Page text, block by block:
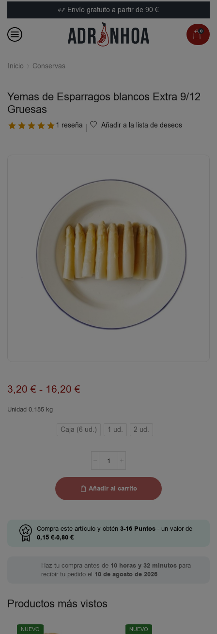
Envío gratuito a partir de 90 €
0
Inicio Conservas
Yemas de Esparragos blancos Extra 9/12
Gruesas
1 reseña Añadir a la lista de deseos
3,20 € - 16,20 €
Unidad 0.185 kg
Caja (6 ud.) 1 ud. 2 ud.
Añadir al carrito
Compra este artículo y obtén 3-16 Puntos - un valor de
0,15 €-0,80 €
Haz tu compra antes de 10 horas y 32 minutos para
recibir tu pedido el 10 de agosto de 2026
Productos más vistos
NUEVO NUEVO